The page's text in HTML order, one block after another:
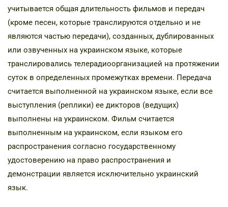
учитывается общая длительность фильмов и передач
(кроме песен, которые транслируются отдельно и не
являются частью передачи), созданных, дублированных
или озвученных на украинском языке, которые
транслировались телерадиоорганизацией на протяжении
суток в определенных промежутках времени. Передача
считается выполненной на украинском языке, если все
выступления (реплики) ее дикторов (ведущих)
выполнены на украинском. Фильм считается
выполненным на украинском, если языком его
распространения согласно государственному
удостоверению на право распространения и
демонстрации является исключительно украинский
язык.